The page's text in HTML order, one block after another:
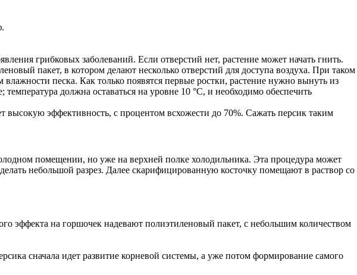
грибковых заболеваний. Если отверстий нет, растение может начать гнить.
пакет, в котором делают несколько отверстий для доступа воздуха. При таком
песка. Как только появятся первые ростки, растение нужно вынуть из
должна оставаться на уровне 10 °C, и необходимо обеспечить
эффективность, с процентом всхожести до 70%. Сажать персик таким
помещении, но уже на верхней полке холодильника. Эта процедура может
небольшой разрез. Далее скарифицированную косточку помещают в раствор со
эффекта на горшочек надевают полиэтиленовый пакет, с небольшим количеством
сначала идет развитие корневой системы, а уже потом формирование самого